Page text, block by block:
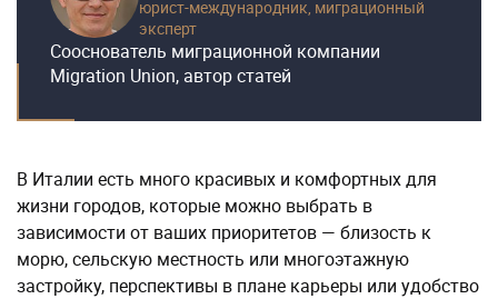
юрист-международник, миграционный
эксперт
Сооснователь миграционной компании
Migration Union, автор статей
В Италии есть много красивых и комфортных для
жизни городов, которые можно выбрать в
зависимости от ваших приоритетов — близость к
морю, сельскую местность или многоэтажную
застройку, перспективы в плане карьеры или удобство